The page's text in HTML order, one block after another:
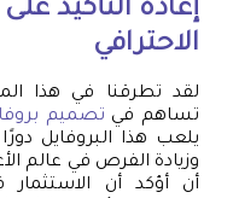
إعادة التأكيد
الاحترافي
لقد تطرقنا في هذا
تساهم في تصميم
يلعب هذا البروفايل
وزيادة الفرص في عالم
أن أؤكد أن الاستثمار